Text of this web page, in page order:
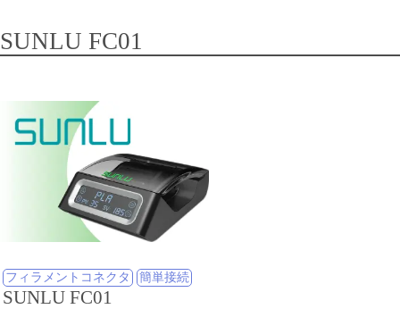
SUNLU FC01
フィラメントコネクタ 簡単接続
SUNLU FC01